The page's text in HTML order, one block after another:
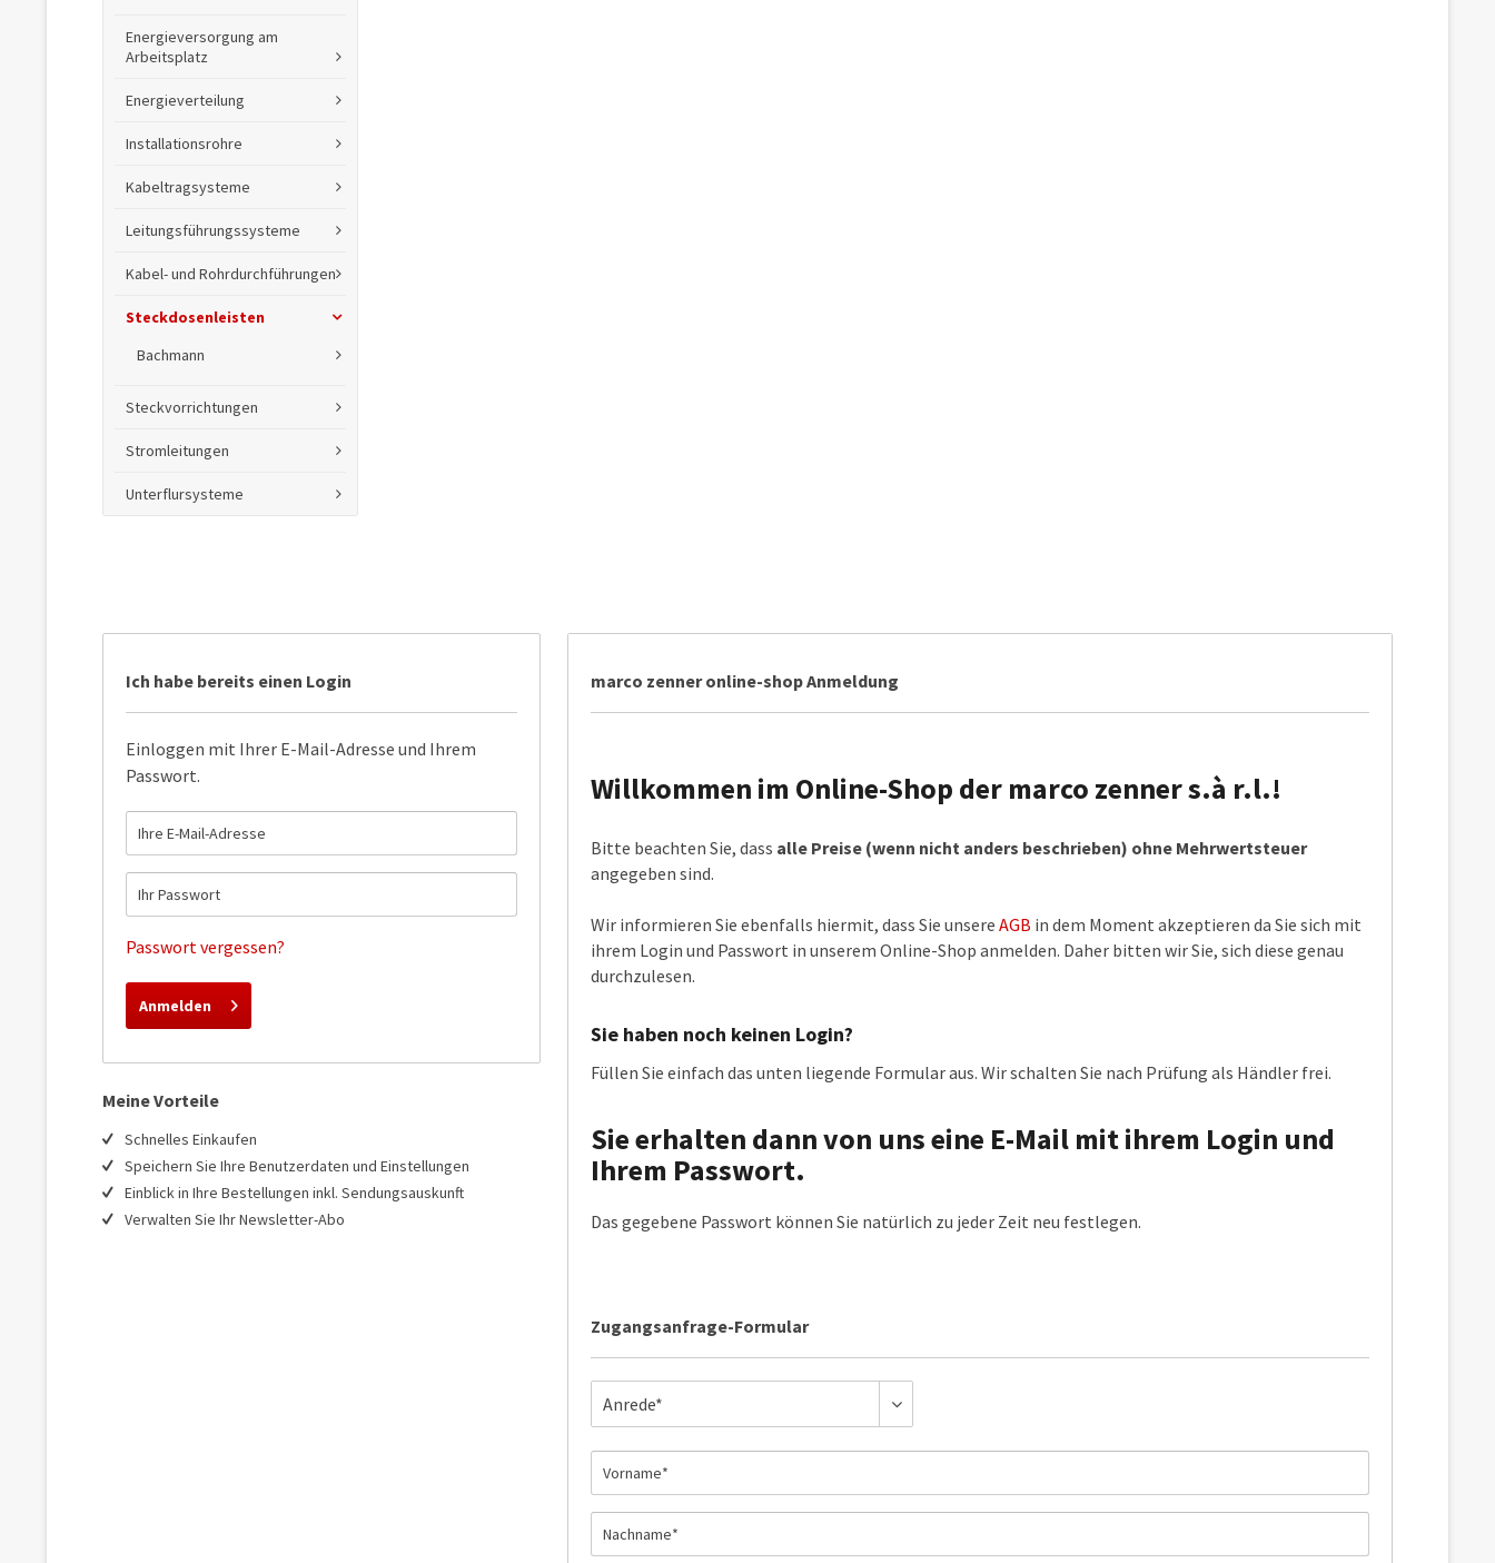
Energieversorgung am
Arbeitsplatz
Energieverteilung
Installationsrohre
Kabeltragsysteme
Leitungsführungssysteme
Kabel- und Rohrdurchführungen
Steckdosenleisten
Bachmann
Steckvorrichtungen
Stromleitungen
Unterflursysteme
marco zenner online-shop Anmeldung
Willkommen im Online-Shop der marco zenner s.à r.l.!
Bitte beachten Sie, dass alle Preise (wenn nicht anders beschrieben) ohne Mehrwertsteuer
angegeben sind.
Wir informieren Sie ebenfalls hiermit, dass Sie unsere AGB in dem Moment akzeptieren da Sie sich mit
ihrem Login und Passwort in unserem Online-Shop anmelden. Daher bitten wir Sie, sich diese genau
durchzulesen.
Sie haben noch keinen Login?
Füllen Sie einfach das unten liegende Formular aus. Wir schalten Sie nach Prüfung als Händler frei.
Sie erhalten dann von uns eine E-Mail mit ihrem Login und
Ihrem Passwort.
Das gegebene Passwort können Sie natürlich zu jeder Zeit neu festlegen.
Zugangsanfrage-Formular
Ich habe bereits einen Login
Einloggen mit Ihrer E-Mail-Adresse und Ihrem
Passwort.
Passwort vergessen?
Anmelden
Meine Vorteile
Schnelles Einkaufen
Speichern Sie Ihre Benutzerdaten und Einstellungen
Einblick in Ihre Bestellungen inkl. Sendungsauskunft
Verwalten Sie Ihr Newsletter-Abo